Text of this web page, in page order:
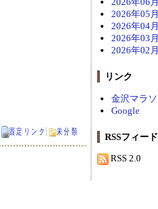
固定リンク | 未分類
2026年05
2026年04
2026年03
2026年02
リンク
金沢マラ
Google
RSSフィード
RSS 2.0